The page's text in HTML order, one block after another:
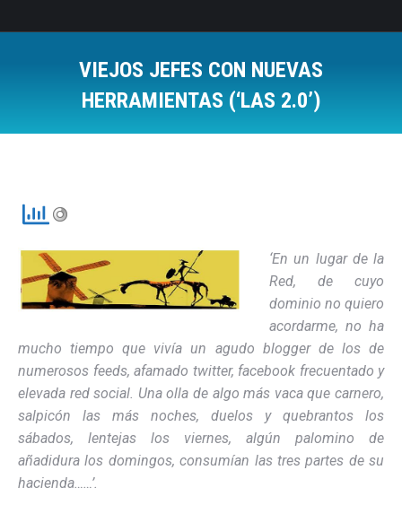
VIEJOS JEFES CON NUEVAS
HERRAMIENTAS (‘LAS 2.0’)
‘En un lugar de la
Red, de cuyo
dominio no quiero
acordarme, no ha
mucho tiempo que vivía un agudo blogger de los de
numerosos feeds, afamado twitter, facebook frecuentado y
elevada red social. Una olla de algo más vaca que carnero,
salpicón las más noches, duelos y quebrantos los
sábados, lentejas los viernes, algún palomino de
añadidura los domingos, consumían las tres partes de su
hacienda……’.